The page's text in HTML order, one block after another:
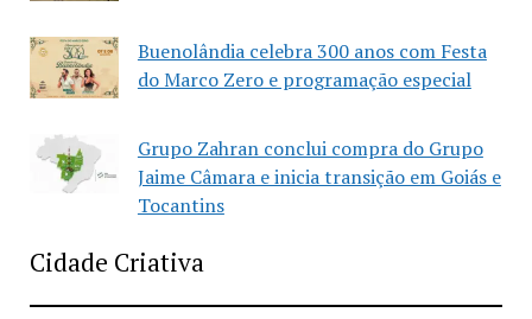
Buenolândia celebra 300 anos com Festa
do Marco Zero e programação especial
Grupo Zahran conclui compra do Grupo
Jaime Câmara e inicia transição em Goiás e
Tocantins
Cidade Criativa